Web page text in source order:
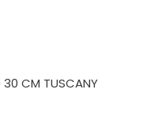
30 CM TUSCANY